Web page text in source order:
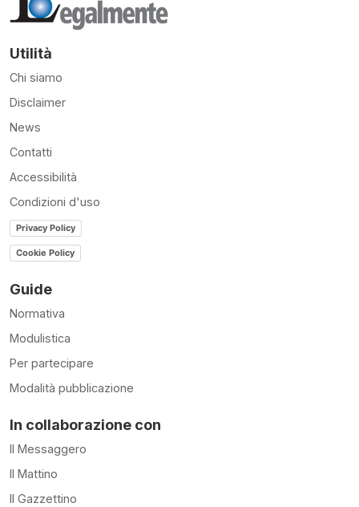
Utilità
Chi siamo
Disclaimer
News
Contatti
Accessibilità
Condizioni d'uso
Privacy Policy
Cookie Policy
Guide
Normativa
Modulistica
Per partecipare
Modalità pubblicazione
In collaborazione con
Il Messaggero
Il Mattino
Il Gazzettino